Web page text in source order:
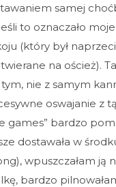
samej
to oznaczało
(który był
na oścież).
nie z samym
oswajanie z
games” bardzo
dostawała w
wpuszczałam ją
bardzo